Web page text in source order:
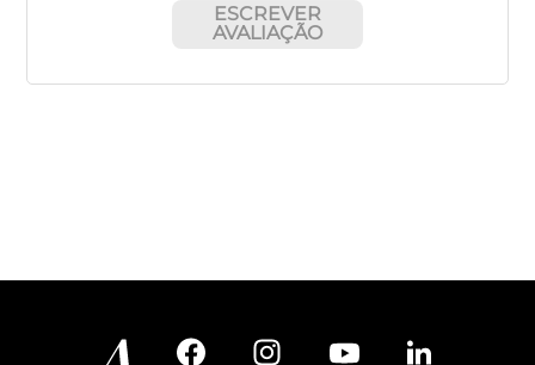
ESCREVER
AVALIAÇÃO